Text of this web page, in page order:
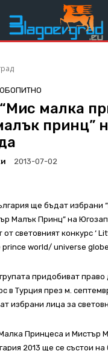
малка
принц”
2013-07-02
ще бъдат избрани
Малък Принц” на
от световният конкурс ‘
world/ universe globe
придобиват право
в Турция през м.
избрани лица за
Принцеса и Мистър
2013 ще се състои на